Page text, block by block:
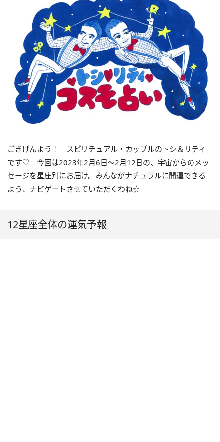
ごきげんよう！ スピリチュアル・カップルのトシ＆リティ
です♡ 今回は2023年2月6日〜2月12日の、宇宙からのメッ
セージを星座別にお届け。みんながナチュラルに開運できる
よう、ナビゲートさせていただくわね☆
12星座全体の運氣予報